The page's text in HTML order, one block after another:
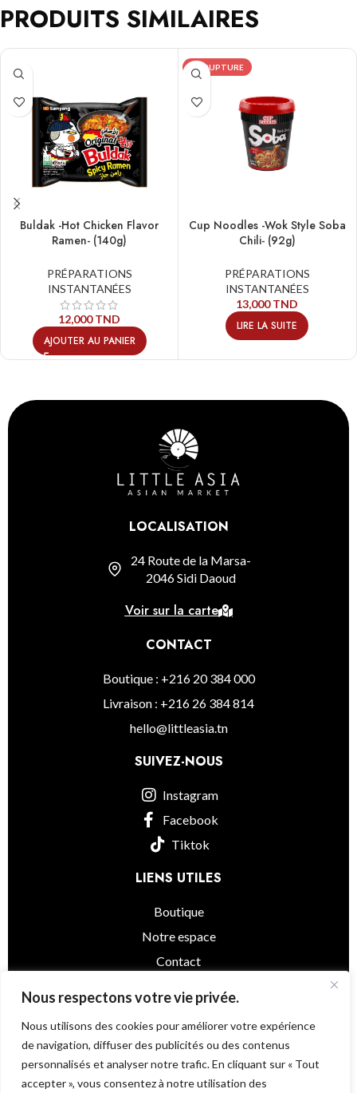
Nous respectons votre vie privée.
Nous utilisons des cookies pour améliorer votre expérience
de navigation, diffuser des publicités ou des contenus
personnalisés et analyser notre trafic. En cliquant sur « Tout
accepter », vous consentez à notre utilisation des
PRODUITS SIMILAIRES
Buldak -Hot Chicken Flavor
Ramen- (140g)
PRÉPARATIONS
INSTANTANÉES
12,000TND
AJOUTER AU PANIER
EN RUPTURE
Cup Noodles -Wok Style Soba
Chili- (92g)
PRÉPARATIONS
INSTANTANÉES
13,000TND
LIRE LA SUITE
LOCALISATION
24 Route de la Marsa-
2046 Sidi Daoud
Voir sur la carte
CONTACT
Boutique : +216 20 384 000
Livraison : +216 26 384 814
hello@littleasia.tn
SUIVEZ-NOUS
Instagram
Facebook
Tiktok
LIENS UTILES
Boutique
Notre espace
Contact
Little Asia© 2025 - Powered by@as.agency